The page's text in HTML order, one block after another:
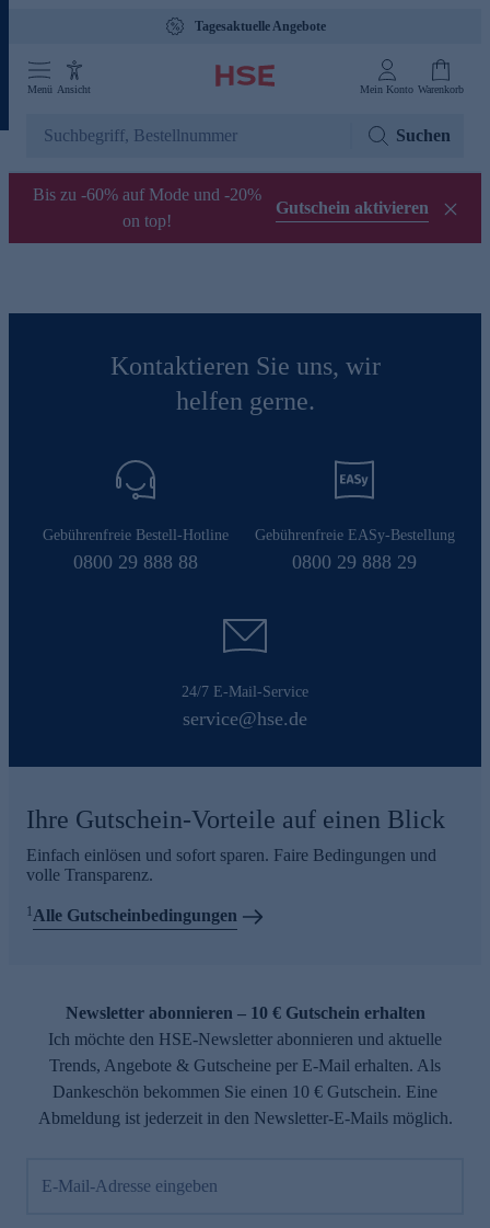
Tagesaktuelle Angebote
Menü Ansicht Mein Konto Warenkorb
Suchen
Bis zu -60% auf Mode und -20%
on top!
Gutschein aktivieren
Kontaktieren Sie uns, wir
helfen gerne.
Gebührenfreie Bestell-Hotline
0800 29 888 88
Gebührenfreie EASy-Bestellung
0800 29 888 29
24/7 E-Mail-Service
service@hse.de
Ihre Gutschein-Vorteile auf einen Blick
Einfach einlösen und sofort sparen. Faire Bedingungen und
volle Transparenz.
1Alle Gutscheinbedingungen
Newsletter abonnieren – 10 € Gutschein erhalten
Ich möchte den HSE-Newsletter abonnieren und aktuelle
Trends, Angebote & Gutscheine per E-Mail erhalten. Als
Dankeschön bekommen Sie einen 10 € Gutschein. Eine
Abmeldung ist jederzeit in den Newsletter-E-Mails möglich.
E-Mail-Adresse eingeben